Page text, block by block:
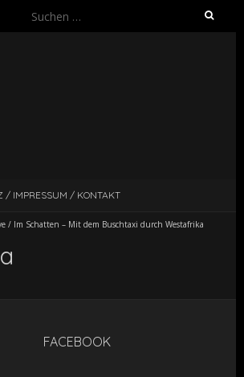
Suche
/ IMPRESSUM / KONTAKT
/ Im Schatten – Mit dem Buschtaxi durch Westafrika
FACEBOOK